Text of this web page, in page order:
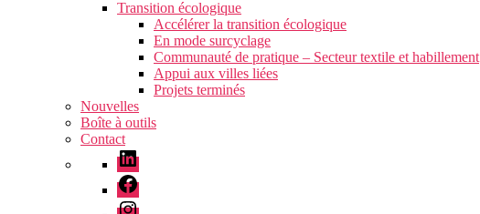
Transition écologique
Accélérer la transition écologique
En mode surcyclage
Communauté de pratique – Secteur textile et habillement
Appui aux villes liées
Projets terminés
Nouvelles
Boîte à outils
Contact
LinkedIn
Facebook
Instagram